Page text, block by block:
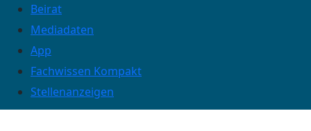
Beirat
Mediadaten
App
Fachwissen Kompakt
Stellenanzeigen